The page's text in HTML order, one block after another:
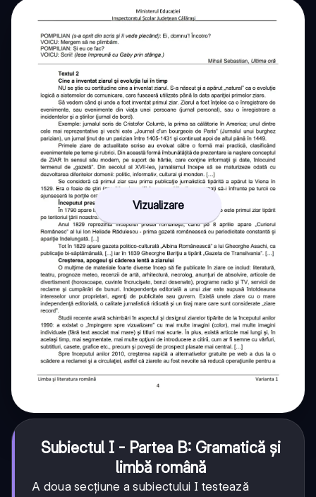
Vizualizare
Subiectul I - Partea B: Gramatică și
limbă română
A doua secțiune a subiectului I testează